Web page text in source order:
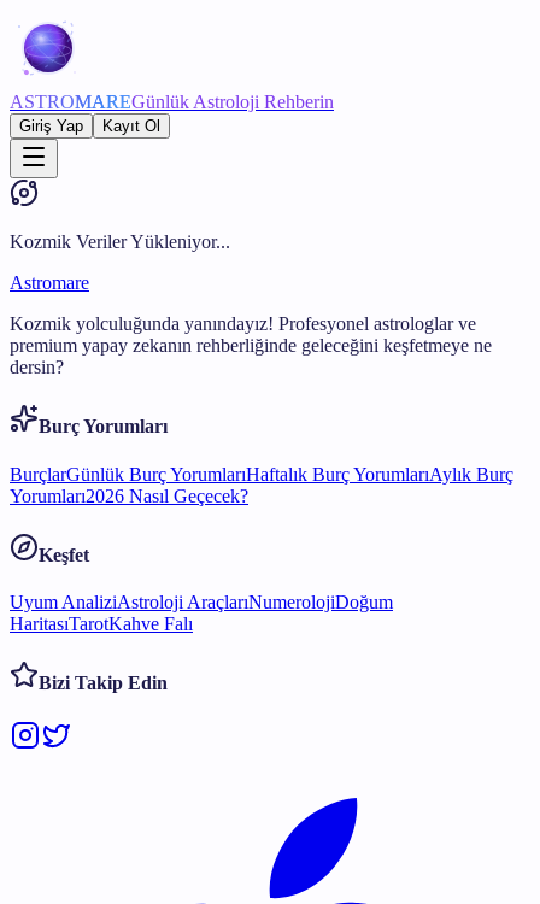
ASTROMAREGünlük Astroloji Rehberin
Giriş Yap Kayıt Ol
Kozmik Veriler Yükleniyor...
Astromare
Kozmik yolculuğunda yanındayız! Profesyonel astrologlar ve
premium yapay zekanın rehberliğinde geleceğini keşfetmeye ne
dersin?
Burç Yorumları
BurçlarGünlük Burç YorumlarıHaftalık Burç YorumlarıAylık Burç
Yorumları2026 Nasıl Geçecek?
Keşfet
Uyum AnaliziAstroloji AraçlarıNumerolojiDoğum
HaritasıTarotKahve Falı
Bizi Takip Edin